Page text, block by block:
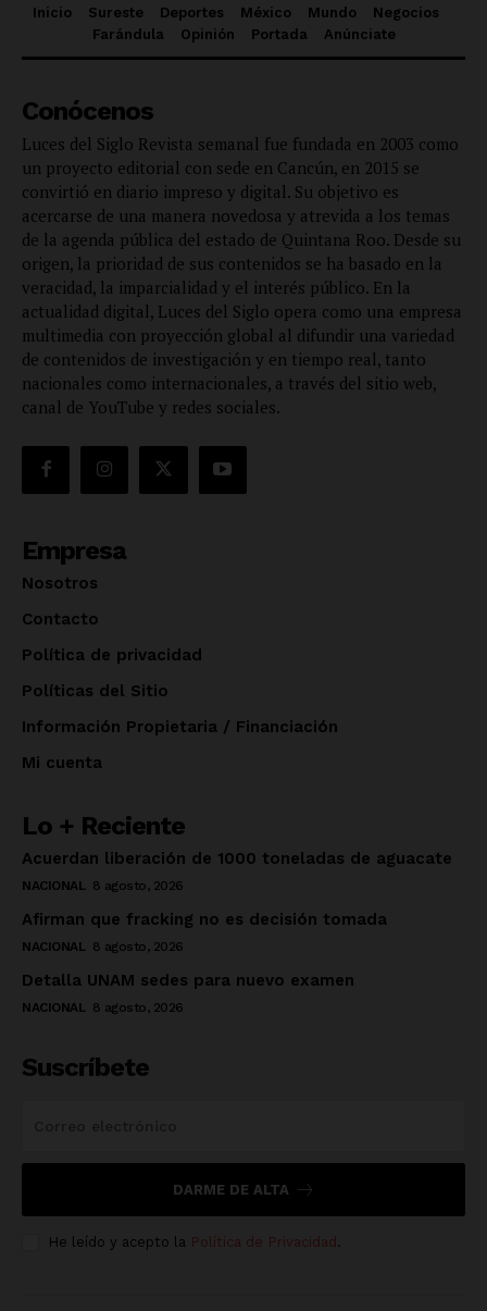
Inicio Sureste Deportes México Mundo
Negocios
Farándula
Opinión Portada Anúnciate
Conócenos
Luces del Siglo Revista semanal fue fundada en 2003 como
un proyecto editorial con sede en Cancún, en 2015 se
convirtió en diario impreso y digital. Su objetivo es
acercarse de una manera novedosa y atrevida a los temas
de la agenda pública del estado de Quintana Roo. Desde su
origen, la prioridad de sus contenidos se ha basado en la
veracidad, la imparcialidad y el interés público. En la
actualidad digital, Luces del Siglo opera como una empresa
multimedia con proyección global al difundir una variedad
de contenidos de investigación y en tiempo real, tanto
nacionales como internacionales, a través del sitio web,
canal de YouTube y redes sociales.
Empresa
Nosotros
Contacto
Política de privacidad
Políticas del Sitio
Información Propietaria / Financiación
Mi cuenta
Lo + Reciente
Acuerdan liberación de 1000 toneladas de aguacate
NACIONAL 8 agosto, 2026
Afirman que fracking no es decisión tomada
NACIONAL 8 agosto, 2026
Detalla UNAM sedes para nuevo examen
NACIONAL 8 agosto, 2026
Suscríbete
DARME DE ALTA
He leído y acepto la Política de Privacidad